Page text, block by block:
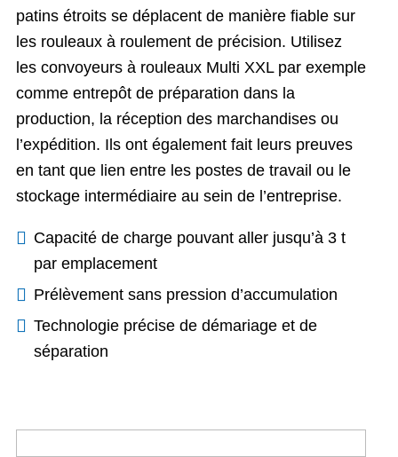
patins étroits se déplacent de manière fiable sur
les rouleaux à roulement de précision. Utilisez
les convoyeurs à rouleaux Multi XXL par exemple
comme entrepôt de préparation dans la
production, la réception des marchandises ou
l’expédition. Ils ont également fait leurs preuves
en tant que lien entre les postes de travail ou le
stockage intermédiaire au sein de l’entreprise.
Capacité de charge pouvant aller jusqu’à 3 t
par emplacement
Prélèvement sans pression d’accumulation
Technologie précise de démariage et de
séparation